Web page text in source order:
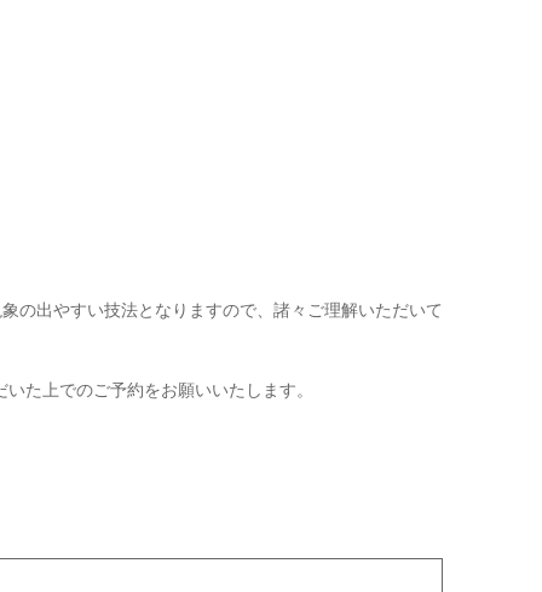
の出やすい技法となりますので、諸々ご理解いただいて
た上でのご予約をお願いいたします。